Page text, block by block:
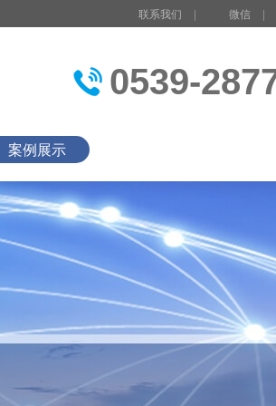
联系我们 | 微信 |
0539-
案例展示